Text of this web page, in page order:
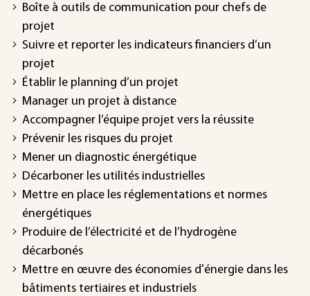
Boîte à outils de communication pour chefs de
projet
Suivre et reporter les indicateurs financiers d’un
projet
Établir le planning d’un projet
Manager un projet à distance
Accompagner l’équipe projet vers la réussite
Prévenir les risques du projet
Mener un diagnostic énergétique
Décarboner les utilités industrielles
Mettre en place les réglementations et normes
énergétiques
Produire de l’électricité et de l’hydrogène
décarbonés
Mettre en œuvre des économies d'énergie dans les
bâtiments tertiaires et industriels